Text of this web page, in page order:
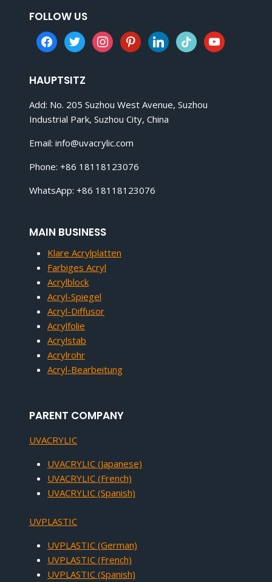
FOLLOW US
facebooktwitterinstagrampinterestlinkedintiktok youtube
HAUPTSITZ
Add: No. 205 Suzhou West Avenue, Suzhou
Industrial Park, Suzhou City, China
Email: info@uvacrylic.com
Phone: +86 18118123076
WhatsApp: +86 18118123076
MAIN BUSINESS
Klare Acrylplatten
Farbiges Acryl
Acrylblock
Acryl-Spiegel
Acryl-Diffusor
Acrylfolie
Acrylstab
Acrylrohr
Acryl-Bearbeitung
PARENT COMPANY
UVACRYLIC
UVACRYLIC (Japanese)
UVACRYLIC (French)
UVACRYLIC (Spanish)
UVPLASTIC
UVPLASTIC (German)
UVPLASTIC (French)
UVPLASTIC (Spanish)